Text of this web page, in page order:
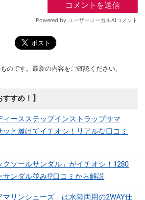
のです。最新の内容をご確認ください。
すめ！】
ィースステップインストラップサマ
と履けてイチオシ！リアルな口コミ
クソールサンダル」がイチオシ！1280
サンダル並み!?口コミから解説
マリンシューズ」は水陸両用の2WAY仕